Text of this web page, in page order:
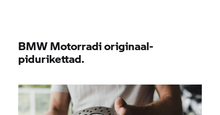
BMW Motorradi originaal-
pidurikettad.